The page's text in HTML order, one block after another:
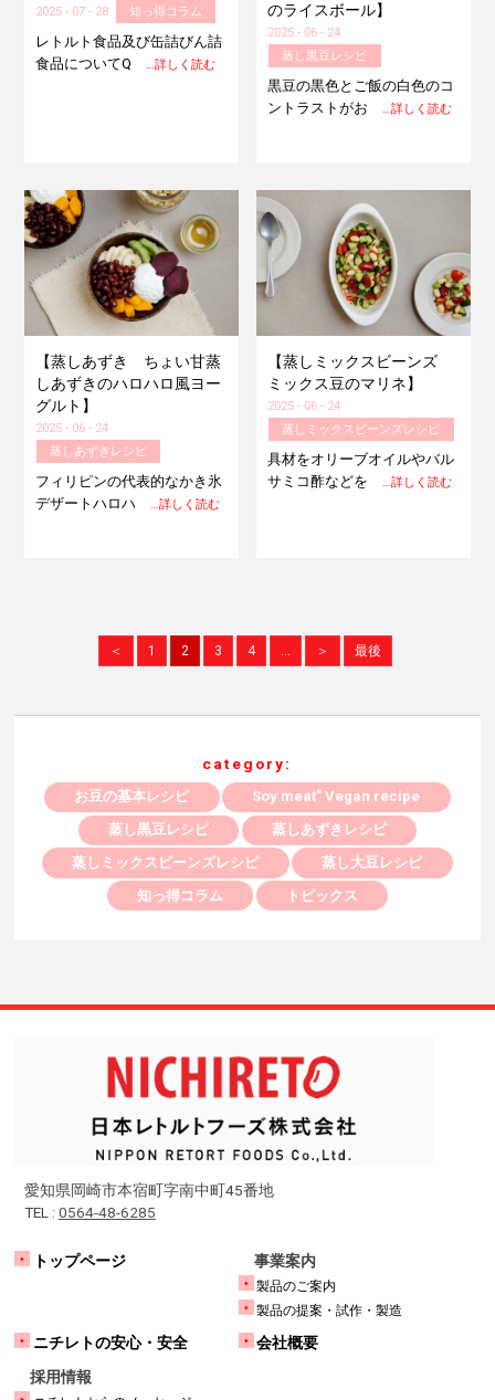
2025 - 07 - 28 知っ得コラム
レトルト食品及び缶詰びん詰
食品についてQ
…詳しく読む
のライスボール】
2025 - 06 - 24
蒸し黒豆レシピ
黒豆の黒色とご飯の白色のコ
ントラストがお
…詳しく読む
【蒸しあずき ちょい甘蒸
しあずきのハロハロ風ヨー
グルト】
2025 - 06 - 24
蒸しあずきレシピ
フィリピンの代表的なかき氷
デザートハロハ
…詳しく読む
【蒸しミックスビーンズ
ミックス豆のマリネ】
2025 - 06 - 24
蒸しミックスビーンズレシピ
具材をオリーブオイルやバル
サミコ酢などを
…詳しく読む
＜ 1 2 3 4 ＞ 最後
category:
お豆の基本レシピ
Soy meat" Vegan recipe
蒸し黒豆レシピ
蒸しあずきレシピ
蒸しミックスビーンズレシピ
蒸し大豆レシピ
知っ得コラム
トピックス
愛知県岡崎市本宿町字南中町45番地
TEL : 0564-48-6285
トップページ 事業案内
製品のご案内
製品の提案・試作・製造
ニチレトの安心・安全
会社概要
採用情報